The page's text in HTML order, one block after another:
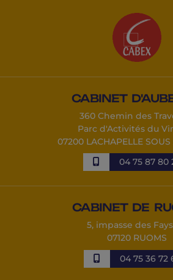
CABINET
360 Chemin des
Parc d'Activités du
07200 LACHAPELLE
04 75 87 80
CABINET DE
5, impasse des
07120 RUOMS
04 75 36 72